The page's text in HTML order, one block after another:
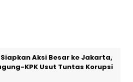
Siapkan Aksi Besar ke Jakarta,
KPK Usut Tuntas Korupsi